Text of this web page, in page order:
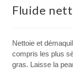
Fluide
Nettoie et
compris les plus
gras. Laisse la